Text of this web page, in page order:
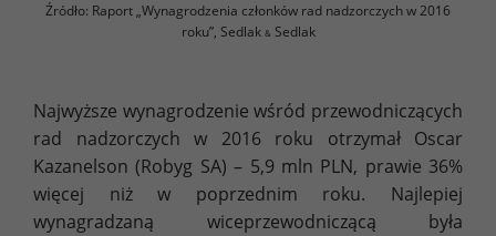
Źródło: Raport „Wynagrodzenia członków rad nadzorczych w 2016
roku”, Sedlak &Sedlak
Najwyższe wynagrodzenie wśród przewodniczących
rad nadzorczych w 2016 roku otrzymał Oscar
Kazanelson (Robyg SA) – 5,9 mln PLN, prawie 36%
więcej niż w poprzednim roku. Najlepiej
wynagradzaną wiceprzewodniczącą była